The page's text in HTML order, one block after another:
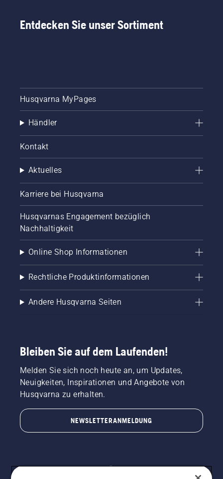
Entdecken Sie unser Sortiment
Husqvarna MyPages
Händler
Kontakt
Aktuelles
Karriere bei Husqvarna
Husqvarnas Engagement bezüglich
Nachhaltigkeit
Online Shop Informationen
Rechtliche Produktinformationen
Andere Husqvarna Seiten
Bleiben Sie auf dem Laufenden!
Melden Sie sich noch heute an, um Updates,
Neuigkeiten, Inspirationen und Angebote von
Husqvarna zu erhalten.
NEWSLETTERANMELDUNG